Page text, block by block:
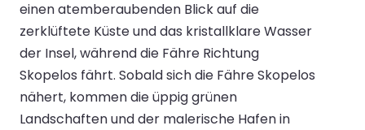
einen atemberaubenden Blick auf die
zerklüftete Küste und das kristallklare Wasser
der Insel, während die Fähre Richtung
Skopelos fährt. Sobald sich die Fähre Skopelos
nähert, kommen die üppig grünen
Landschaften und der malerische Hafen in